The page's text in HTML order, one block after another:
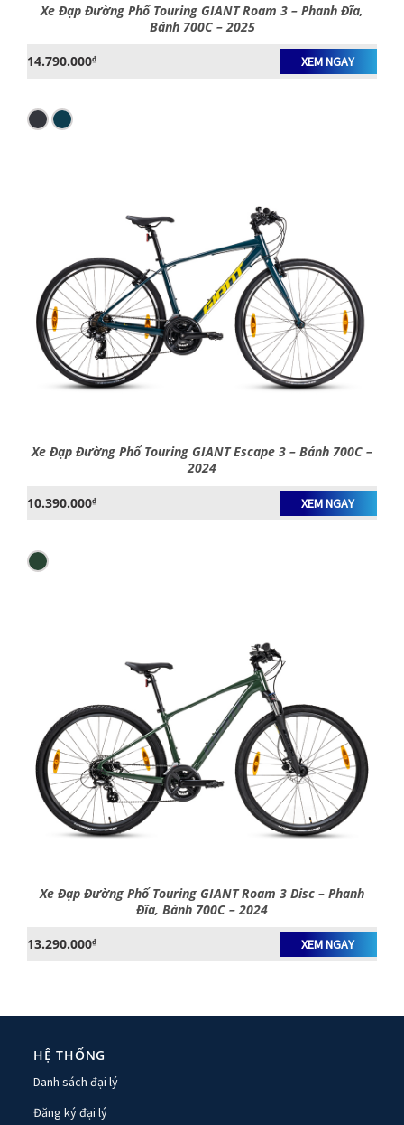
Xe Đạp Đường Phố Touring GIANT Roam 3 – Phanh Đĩa,
Bánh 700C – 2025
14.790.000₫ XEM NGAY
Xe Đạp Đường Phố Touring GIANT Escape 3 – Bánh 700C –
2024
10.390.000₫ XEM NGAY
Xe Đạp Đường Phố Touring GIANT Roam 3 Disc – Phanh
Đĩa, Bánh 700C – 2024
13.290.000₫ XEM NGAY
HỆ THỐNG
Danh sách đại lý
Đăng ký đại lý